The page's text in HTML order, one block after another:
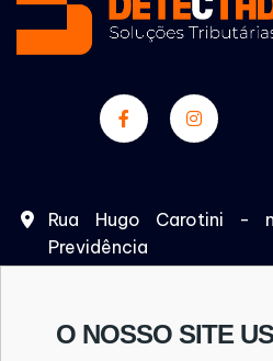
Rua Hugo Carotini -
Previdência
O NOSSO SITE